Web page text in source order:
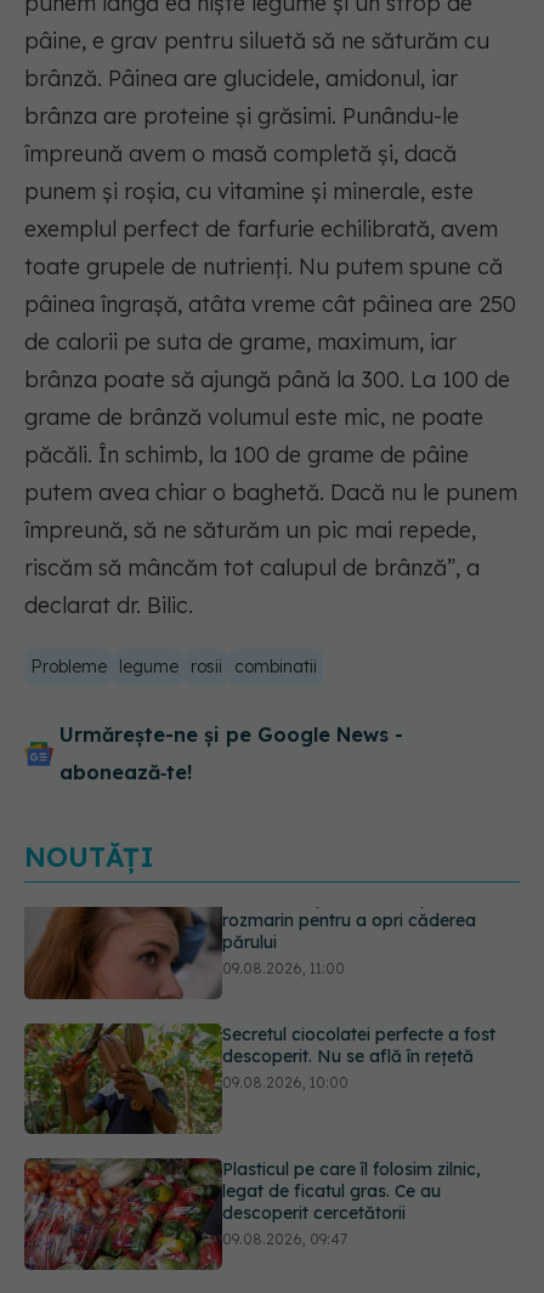
pâine, e grav pentru siluetă să ne săturăm cu
brânză. Pâinea are glucidele, amidonul, iar
brânza are proteine și grăsimi. Punându-le
împreună avem o masă completă și, dacă
punem și roșia, cu vitamine și minerale, este
exemplul perfect de farfurie echilibrată, avem
toate grupele de nutrienți. Nu putem spune că
pâinea îngrașă, atâta vreme cât pâinea are 250
de calorii pe suta de grame, maximum, iar
brânza poate să ajungă până la 300. La 100 de
grame de brânză volumul este mic, ne poate
păcăli. În schimb, la 100 de grame de pâine
putem avea chiar o baghetă. Dacă nu le punem
împreună, să ne săturăm un pic mai repede,
riscăm să mâncăm tot calupul de brânză”, a
declarat dr. Bilic.
Probleme legume rosii combinatii
Urmărește-ne și pe Google News -
abonează‑te!
NOUTĂȚI
Secretul ciocolatei perfecte a fost
descoperit. Nu se află în rețetă
Plasticul pe care îl folosim zilnic,
Simptomele infecției cu Helicobacter
pylori. Se poate trăi cu această